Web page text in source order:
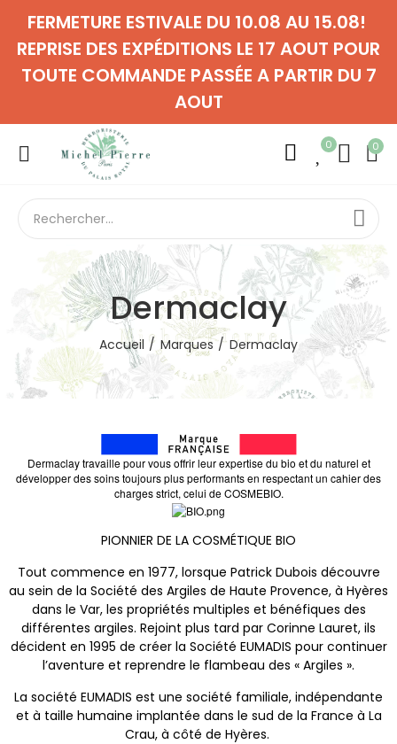
FERMETURE ESTIVALE DU 10.08 AU 15.08!
REPRISE DES EXPÉDITIONS LE 17 AOUT POUR
TOUTE COMMANDE PASSÉE A PARTIR DU 7
AOUT
0 0
Dermaclay
Accueil Marques Dermaclay
Dermaclay travaille pour vous offrir leur expertise du bio et du naturel et
développer des soins toujours plus performants en respectant un cahier des
charges strict, celui de COSMEBIO.
PIONNIER DE LA COSMÉTIQUE BIO
Tout commence en 1977, lorsque Patrick Dubois découvre
au sein de la Société des Argiles de Haute Provence, à Hyères
dans le Var, les propriétés multiples et bénéfiques des
différentes argiles. Rejoint plus tard par Corinne Lauret, ils
décident en 1995 de créer la Société EUMADIS pour continuer
l’aventure et reprendre le flambeau des « Argiles ».
La société EUMADIS est une société familiale, indépendante
et à taille humaine implantée dans le sud de la France à La
Crau, à côté de Hyères.